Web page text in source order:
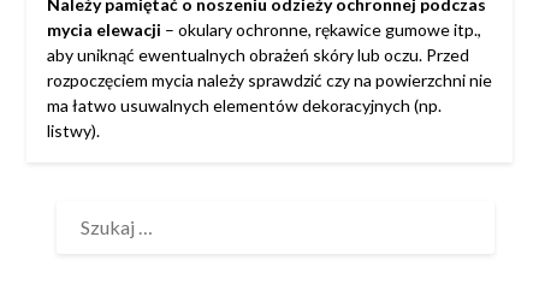
Należy pamiętać o noszeniu odzieży ochronnej podczas
mycia elewacji – okulary ochronne, rękawice gumowe itp.,
aby uniknąć ewentualnych obrażeń skóry lub oczu. Przed
rozpoczęciem mycia należy sprawdzić czy na powierzchni nie
ma łatwo usuwalnych elementów dekoracyjnych (np.
listwy).